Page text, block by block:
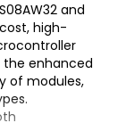
and
high-
the enhanced
of modules,